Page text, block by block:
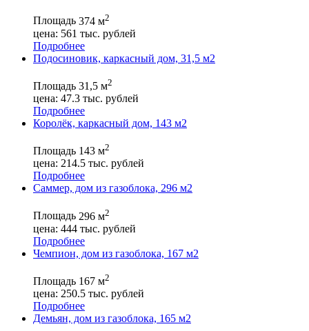
Площадь 374 м2
цена: 561 тыс. рублей
Подробнее
Подосиновик, каркасный дом, 31,5 м2
Площадь 31,5 м2
цена: 47.3 тыс. рублей
Подробнее
Королёк, каркасный дом, 143 м2
Площадь 143 м2
цена: 214.5 тыс. рублей
Подробнее
Саммер, дом из газоблока, 296 м2
Площадь 296 м2
цена: 444 тыс. рублей
Подробнее
Чемпион, дом из газоблока, 167 м2
Площадь 167 м2
цена: 250.5 тыс. рублей
Подробнее
Демьян, дом из газоблока, 165 м2